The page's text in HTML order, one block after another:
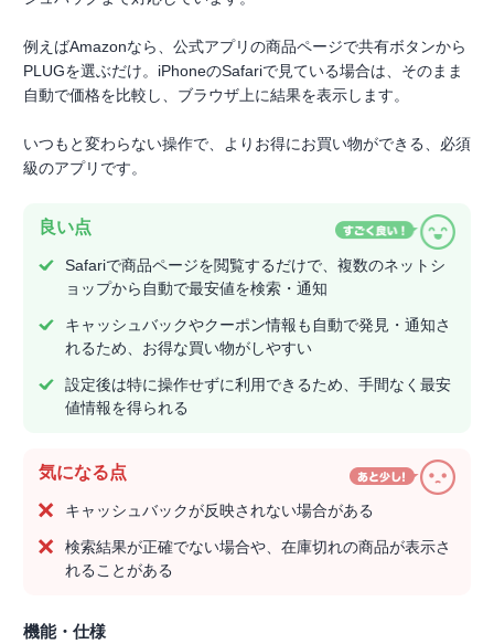
例えばAmazonなら、公式アプリの商品ページで共有ボタンから
PLUGを選ぶだけ。iPhoneのSafariで見ている場合は、そのまま
自動で価格を比較し、ブラウザ上に結果を表示します。
いつもと変わらない操作で、よりお得にお買い物ができる、必須
級のアプリです。
良い点
Safariで商品ページを閲覧するだけで、複数のネットシ
ョップから自動で最安値を検索・通知
キャッシュバックやクーポン情報も自動で発見・通知さ
れるため、お得な買い物がしやすい
設定後は特に操作せずに利用できるため、手間なく最安
値情報を得られる
気になる点
キャッシュバックが反映されない場合がある
検索結果が正確でない場合や、在庫切れの商品が表示さ
れることがある
機能・仕様